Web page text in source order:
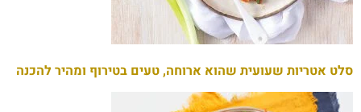
סלט אטריות שעועית שהוא ארוחה, טעים בטירוף ומהיר להכנה